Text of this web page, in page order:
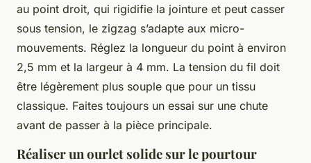
au point droit, qui rigidifie la jointure et peut casser
sous tension, le zigzag s’adapte aux micro-
mouvements. Réglez la longueur du point à environ
2,5 mm et la largeur à 4 mm. La tension du fil doit
être légèrement plus souple que pour un tissu
classique. Faites toujours un essai sur une chute
avant de passer à la pièce principale.
Réaliser un ourlet solide sur le pourtour